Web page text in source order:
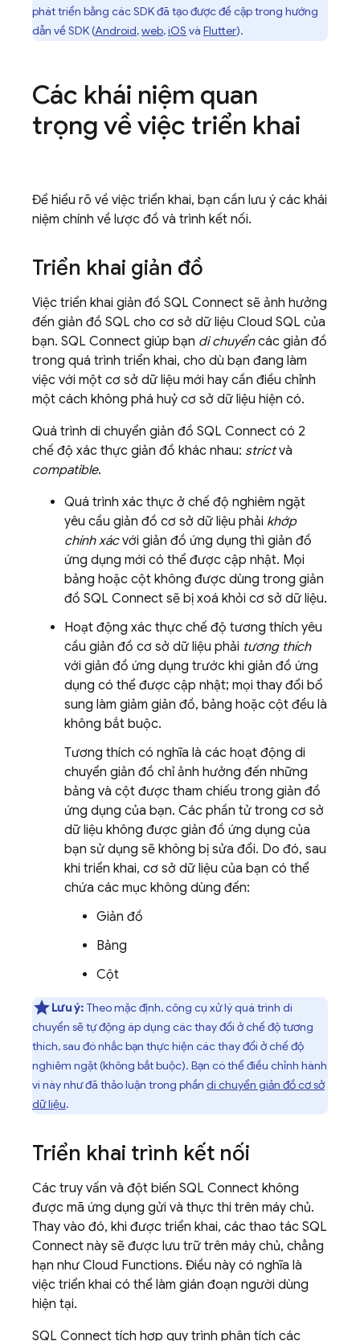
phát triển bằng các SDK đã tạo được đề cập trong hướng
dẫn về SDK (Android,web,iOS và Flutter).
Các khái niệm quan
trọng về việc triển khai
Để hiểu rõ về việc triển khai, bạn cần lưu ý các khái
niệm chính về lược đồ và trình kết nối.
Triển khai giản đồ
Việc triển khai giản đồ SQL Connect sẽ ảnh hưởng
đến giản đồ SQL cho cơ sở dữ liệu Cloud SQL của
bạn. SQL Connect giúp bạn di chuyểncác giản đồ
trong quá trình triển khai, cho dù bạn đang làm
việc với một cơ sở dữ liệu mới hay cần điều chỉnh
một cách không phá huỷ cơ sở dữ liệu hiện có.
Quá trình di chuyển giản đồ SQL Connect có 2
chế độ xác thực giản đồ khác nhau: strictvà
compatible.
Quá trình xác thực ở chế độ nghiêm ngặt
yêu cầu giản đồ cơ sở dữ liệu phải khớp
chính xácvới giản đồ ứng dụng thì giản đồ
ứng dụng mới có thể được cập nhật. Mọi
bảng hoặc cột không được dùng trong giản
đồ SQL Connect sẽ bị xoá khỏi cơ sở dữ liệu.
Hoạt động xác thực chế độ tương thích yêu
cầu giản đồ cơ sở dữ liệu phải tương thích
với giản đồ ứng dụng trước khi giản đồ ứng
dụng có thể được cập nhật; mọi thay đổi bổ
sung làm giảm giản đồ, bảng hoặc cột đều là
không bắt buộc.
Tương thích có nghĩa là các hoạt động di
chuyển giản đồ chỉ ảnh hưởng đến những
bảng và cột được tham chiếu trong giản đồ
ứng dụng của bạn. Các phần tử trong cơ sở
dữ liệu không được giản đồ ứng dụng của
bạn sử dụng sẽ không bị sửa đổi. Do đó, sau
khi triển khai, cơ sở dữ liệu của bạn có thể
chứa các mục không dùng đến:
Giản đồ
Bảng
Cột
Lưu ý: Theo mặc định, công cụ xử lý quá trình di
chuyển sẽ tự động áp dụng các thay đổi ở chế độ tương
thích, sau đó nhắc bạn thực hiện các thay đổi ở chế độ
nghiêm ngặt (không bắt buộc). Bạn có thể điều chỉnh hành
vi này như đã thảo luận trong phần di chuyển giản đồ cơ sở
dữ liệu.
Triển khai trình kết nối
Các truy vấn và đột biến SQL Connect không
được mã ứng dụng gửi và thực thi trên máy chủ.
Thay vào đó, khi được triển khai, các thao tác SQL
Connect này sẽ được lưu trữ trên máy chủ, chẳng
hạn như Cloud Functions. Điều này có nghĩa là
việc triển khai có thể làm gián đoạn người dùng
hiện tại.
SQL Connect tích hợp quy trình phân tích các